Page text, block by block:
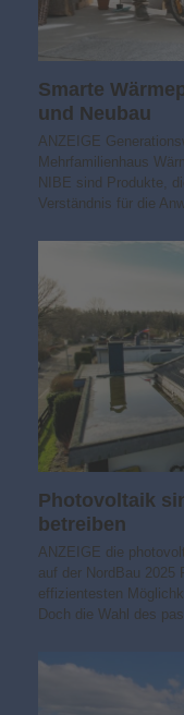
Smarte
und Neubau
ANZEIGE
Mehrfamilienhaus
NIBE sind Produkte,
Verständnis für die
Photovoltaik
betreiben
ANZEIGE die
auf der NordBau 2025
effizientesten
Doch die Wahl des